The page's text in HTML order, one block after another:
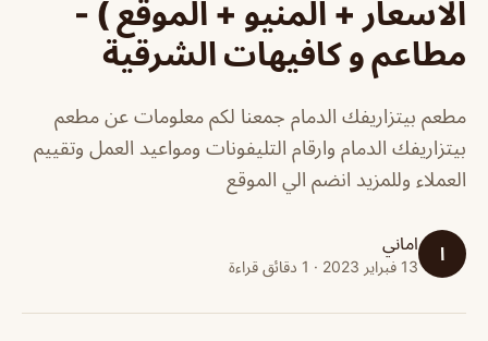
الاسعار + المنيو + الموقع ) -
مطاعم و كافيهات الشرقية
مطعم بيتزاريفك الدمام جمعنا لكم معلومات عن مطعم
بيتزاريفك الدمام وارقام التليفونات ومواعيد العمل وتقييم
العملاء وللمزيد انضم الي الموقع
ا اماني
13 فبراير 2023 · 1 دقائق قراءة